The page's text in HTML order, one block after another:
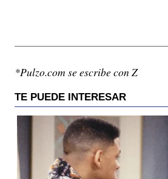
*Pulzo.com se escribe con Z